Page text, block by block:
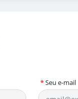
*Seu e-mail